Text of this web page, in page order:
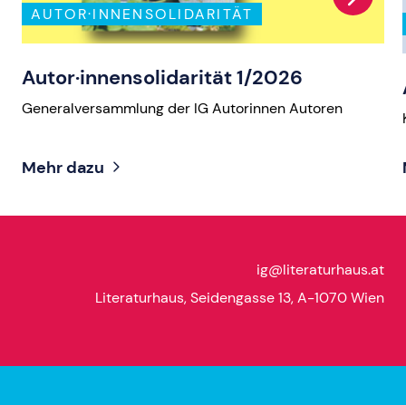
AUTOR·INNENSOLIDARITÄT
Autor·innensolidarität 1/2026
Generalversammlung der IG Autorinnen Autoren
Mehr dazu
ig@literaturhaus.at
Literaturhaus, Seidengasse 13, A-1070 Wien